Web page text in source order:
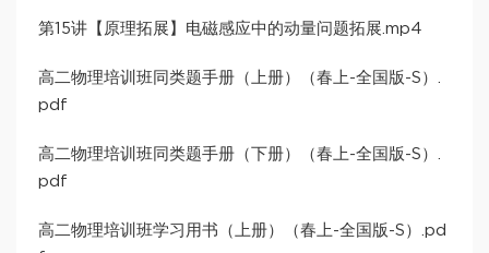
第15讲【原理拓展】电磁感应中的动量问题拓展.mp4
高二物理培训班同类题手册（上册）（春上-全国版-S）.
pdf
高二物理培训班同类题手册（下册）（春上-全国版-S）.
pdf
高二物理培训班学习用书（上册）（春上-全国版-S）.pd